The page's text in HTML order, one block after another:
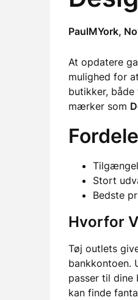
PaulMYork,
At opdatere
mulighed for
butikker,
mærker som
Stort
Bedste
Hvorfor
Tøj outlets
bankkontoen.
passer til dine
kan finde